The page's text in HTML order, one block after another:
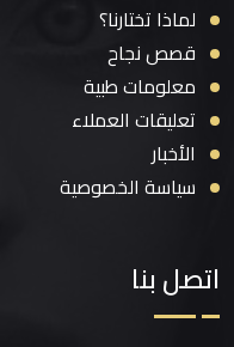
لماذا تختارنا؟
قصص نجاح
معلومات طبية
تعليقات العملاء
الأخبار
سياسة الخصوصية
اتصل بنا